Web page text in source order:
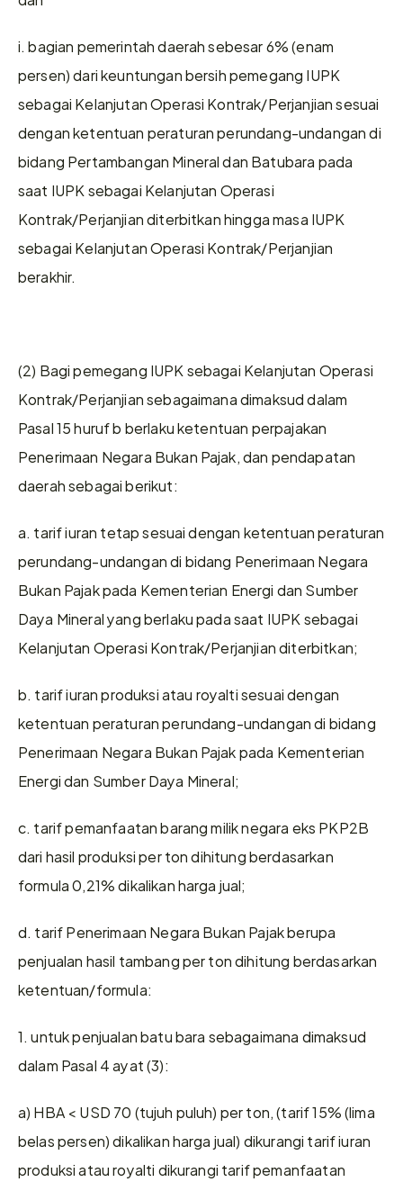
i. bagian pemerintah daerah sebesar 6% (enam
persen) dari keuntungan bersih pemegang IUPK
sebagai Kelanjutan Operasi Kontrak/Perjanjian sesuai
dengan ketentuan peraturan perundang-undangan di
bidang Pertambangan Mineral dan Batubara pada
saat IUPK sebagai Kelanjutan Operasi
Kontrak/Perjanjian diterbitkan hingga masa IUPK
sebagai Kelanjutan Operasi Kontrak/Perjanjian
berakhir.
(2) Bagi pemegang IUPK sebagai Kelanjutan Operasi
Kontrak/Perjanjian sebagaimana dimaksud dalam
Pasal 15 huruf b berlaku ketentuan perpajakan
Penerimaan Negara Bukan Pajak, dan pendapatan
daerah sebagai berikut:
a. tarif iuran tetap sesuai dengan ketentuan peraturan
perundang-undangan di bidang Penerimaan Negara
Bukan Pajak pada Kementerian Energi dan Sumber
Daya Mineral yang berlaku pada saat IUPK sebagai
Kelanjutan Operasi Kontrak/Perjanjian diterbitkan;
b. tarif iuran produksi atau royalti sesuai dengan
ketentuan peraturan perundang-undangan di bidang
Penerimaan Negara Bukan Pajak pada Kementerian
Energi dan Sumber Daya Mineral;
c. tarif pemanfaatan barang milik negara eks PKP2B
dari hasil produksi per ton dihitung berdasarkan
formula 0,21% dikalikan harga jual;
d. tarif Penerimaan Negara Bukan Pajak berupa
penjualan hasil tambang per ton dihitung berdasarkan
ketentuan/formula:
1. untuk penjualan batu bara sebagaimana dimaksud
dalam Pasal 4 ayat (3):
a) HBA < USD 70 (tujuh puluh) per ton, (tarif 15% (lima
belas persen) dikalikan harga jual) dikurangi tarif iuran
produksi atau royalti dikurangi tarif pemanfaatan